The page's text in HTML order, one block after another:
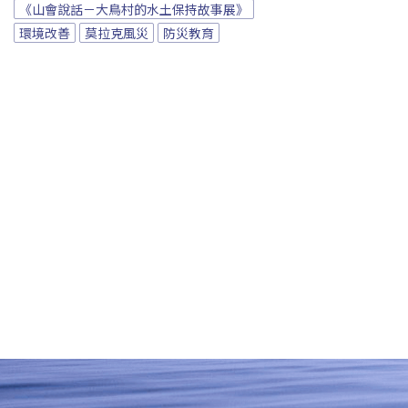
《山會說話－大鳥村的水土保持故事展》
環境改善
莫拉克風災 防災教育